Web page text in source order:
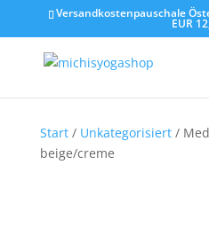
Versandkostenpauschale
EUR
Start/ Unkategorisiert/
beige/creme